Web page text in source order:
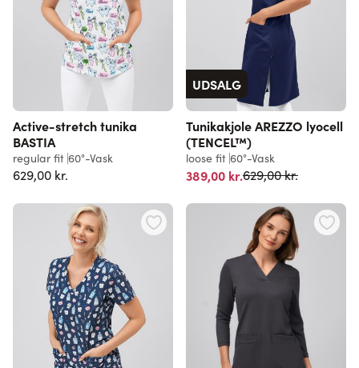
Active-stretch tunika
BASTIA
regular fit 60°-Vask
629,00 kr.
UDSALG
Tunikakjole AREZZO lyocell
(TENCEL™)
loose fit 60°-Vask
389,00 kr.Normalpris
629,00 kr.